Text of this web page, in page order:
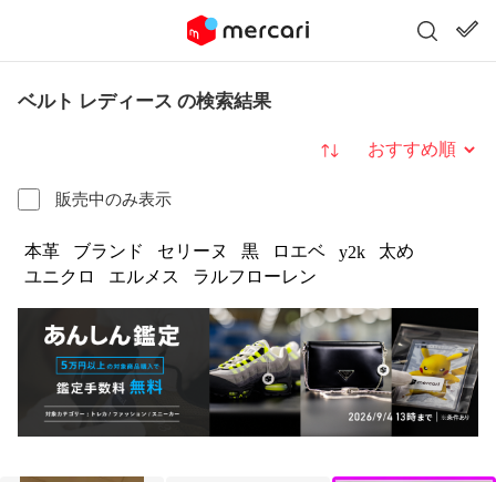
ベルト レディース の検索結果
販売中のみ表示
並び替え
本革 ブランド セリーヌ 黒 ロエベ y2k
太め
ユニクロ
エルメス ラルフローレン